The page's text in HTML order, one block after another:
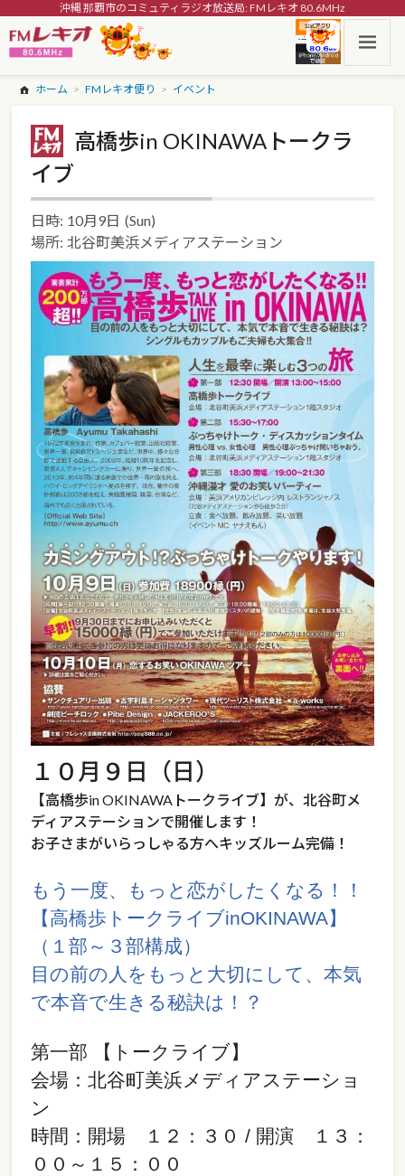
沖縄 那覇市のコミュティラジオ放送局: FMレキオ 80.6MHz
ホーム FMレキオ便り イベント
高橋歩in OKINAWAトークラ
イブ
日時: 10月9日 (Sun)
場所: 北谷町美浜メディアステーション
１０月９日（日）
【高橋歩in OKINAWAトークライブ】が、北谷町メ
ディアステーションで開催します！
お子さまがいらっしゃる方へキッズルーム完備！
もう一度、もっと恋がしたくなる！！
【高橋歩トークライブinOKINAWA】
（１部～３部構成）
目の前の人をもっと大切にして、本気
で本音で生きる秘訣は！？
第一部 【トークライブ】
会場：北谷町美浜メディアステーショ
ン
時間：開場 １２：３０ / 開演 １３：
００～１５：００